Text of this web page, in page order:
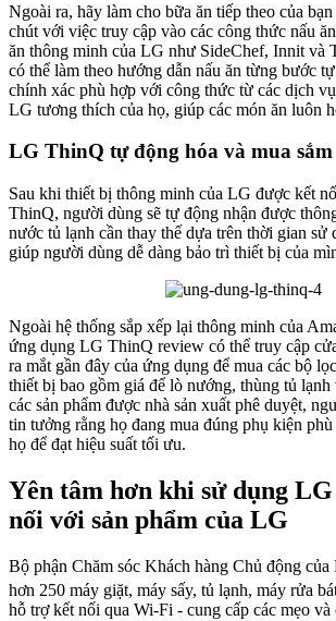
Ngoài ra, hãy làm cho bữa ăn tiếp theo của
chút với việc truy cập vào các công thức nấu
ăn thông minh của LG như SideChef, Innit và
có thể làm theo hướng dẫn nấu ăn từng bước
chính xác phù hợp với công thức từ các dịch
LG tương thích của họ, giúp các món ăn luôn
LG ThinQ tự động hóa và mua sắm
Sau khi thiết bị thông minh của LG được kết
ThinQ, người dùng sẽ tự động nhận được
nước tủ lạnh cần thay thế dựa trên thời gian sử
giúp người dùng dễ dàng bảo trì thiết bị của
Ngoài hệ thống sắp xếp lại thông minh của
ứng dụng LG ThinQ review có thể truy cập
ra mắt gần đây của ứng dụng để mua các bộ
thiết bị bao gồm giá để lò nướng, thùng tủ
các sản phẩm được nhà sản xuất phê duyệt,
tin tưởng rằng họ đang mua đúng phụ kiện
họ để đạt hiệu suất tối ưu.
Yên tâm hơn khi sử dụng
nối với sản phẩm của LG
Bộ phận Chăm sóc Khách hàng Chủ động của
hơn 250 máy giặt, máy sấy, tủ lạnh, máy rửa
hỗ trợ kết nối qua Wi-Fi - cung cấp các mẹo